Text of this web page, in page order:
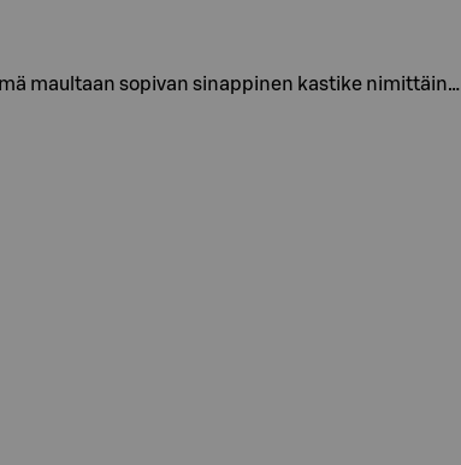
maultaan sopivan sinappinen kastike nimittäin…